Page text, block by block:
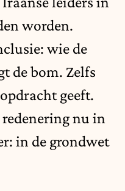
worden.
wie de
de bom. Zelfs
geeft.
nu in
in de grondwet